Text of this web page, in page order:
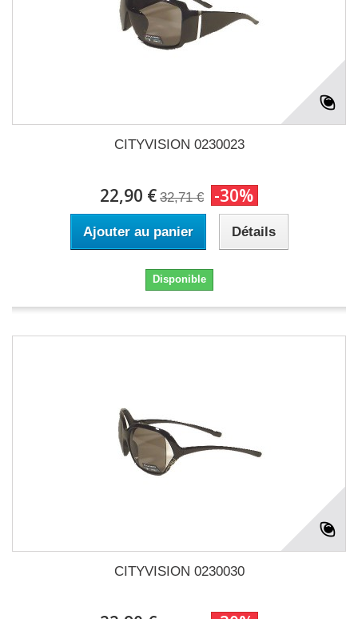
CITYVISION 0230023
22,90 € 32,71 € -30%
Ajouter au panier Détails
Disponible
CITYVISION 0230030